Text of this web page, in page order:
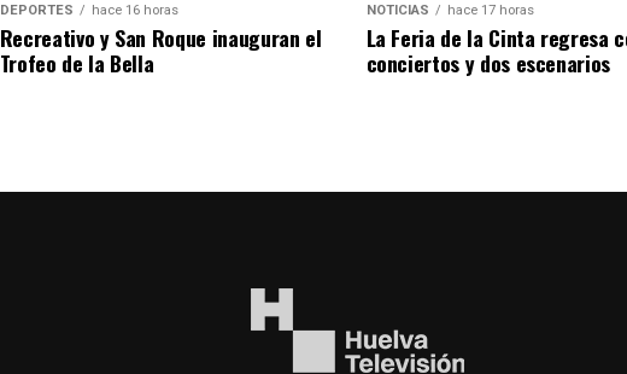
DEPORTES hace 16 horas
Recreativo y San Roque inauguran el
Trofeo de la Bella
NOTICIAS hace 17 horas
La Feria de la Cinta regresa
conciertos y dos escenarios